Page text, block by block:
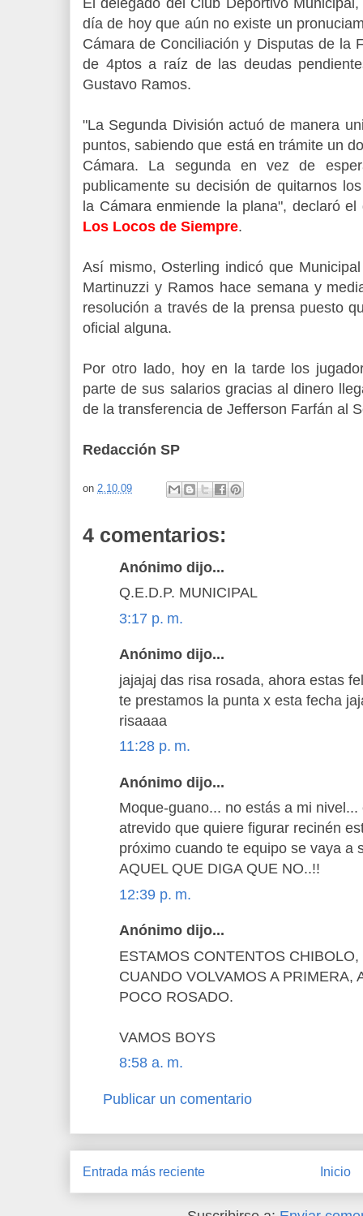
día de hoy que aún no existe un
Cámara de Conciliación y Disputas de la
de 4ptos a raíz de las deudas
Gustavo Ramos.
"La Segunda División actuó de manera
puntos, sabiendo que está en trámite un
Cámara. La segunda en vez de
publicamente su decisión de quitarnos
la Cámara enmiende la plana", declaró
Los Locos de Siempre.
Así mismo, Osterling indicó que
Martinuzzi y Ramos hace semana y
resolución a través de la prensa puesto
oficial alguna.
Por otro lado, hoy en la tarde los
parte de sus salarios gracias al dinero
de la transferencia de Jefferson Farfán al
Redacción SP
on 2.10.09
4 comentarios:
Anónimo dijo...
Q.E.D.P. MUNICIPAL
3:17 p. m.
Anónimo dijo...
jajajaj das risa rosada, ahora estas
te prestamos la punta x esta fecha
risaaaa
11:28 p. m.
Anónimo dijo...
Moque-guano... no estás a mi
atrevido que quiere figurar recinén
próximo cuando te equipo se vaya a
AQUEL QUE DIGA QUE NO..!!
12:39 p. m.
Anónimo dijo...
ESTAMOS CONTENTOS
CUANDO VOLVAMOS A PRIMERA,
POCO ROSADO.
VAMOS BOYS
8:58 a. m.
Publicar un comentario
Entrada más reciente Inicio